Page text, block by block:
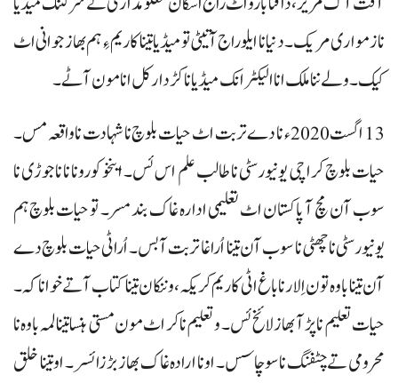
نا زمواری مریک۔ دنیا نا ایلو راج آتیٹی تو میڈیا تینا کاریم ءِ ہم بھاز جوانی اٹ
کیک۔ ولے ننا ملک انا الیکٹرانک میڈیا نا کڑدار کل انا مون آٹے۔
13 اگست 2020ء نا دے تربت اٹ حیات بلوچ نا شہادت نا واقعہ مس۔
حیات بلوچ کراچی یونیورسٹی نا طالب علم اس ئس۔ اینخو کورونا نا ناجوڑی نا
سوب آن مچ آ پاکستان اٹ تعلیمی ادارہ غاک بند مسر۔ تو حیات بلوچ ہم
یونیورسٹی نا چھٹی نا سوب آن تینا اُرا غا تربت آ بس۔ اُراٹی حیات بلوچ دے
آن تینا باوہ تون اِلار نا باغ اٹی کاریم کریکہ، و ننکان تینا کتاب آتے خواناکہ۔
حیات تعلیم نا پڑ آ بھاز لائخ ئس۔ و تعلیم نا کر اٹ مون مستی ہنسا تینا لمہ باوہ نا
محرومی تے چٹفنگ نا سوچاسس۔ اونا ارادہ غاک بھاز بڑزا ئسر۔ او تینا خلق